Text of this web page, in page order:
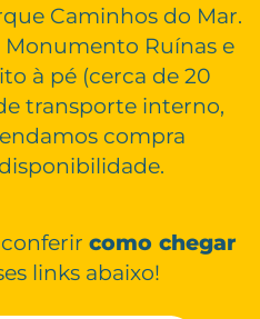
Caminhos do Mar.
Ruínas e
à pé (cerca de 20
transporte interno,
compra
como chegar
links abaixo!